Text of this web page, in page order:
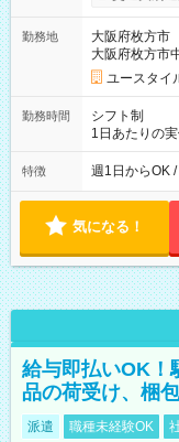
間×4回=5万8,560円 週3回勤務の場合：
月 ※ 雇用形態
用形態：本採
勤務地
大阪府枚方市
大阪府枚方市
ユースタイ
勤務時間
シフト制
1日あたりの
00 ※週1日～OK ／ 夜勤専従 ＊＊ 勤務時間例 ＊＊ ■22時か
ら翌7時 ■23時か
ます。 ※曜日
特徴 週1日からOK
気になる！
給与即払いOK！
品の荷受け、梱包
派遣 職種未経験OK